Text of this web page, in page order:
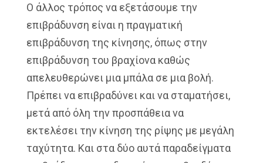
Ο άλλος τρόπος να εξετάσουμε την
επιβράδυνση είναι η πραγματική
επιβράδυνση της κίνησης, όπως στην
επιβράδυνση του βραχίονα καθώς
απελευθερώνει μια μπάλα σε μια βολή.
Πρέπει να επιβραδύνει και να σταματήσει,
μετά από όλη την προσπάθεια να
εκτελέσει την κίνηση της ρίψης με μεγάλη
ταχύτητα. Και στα δύο αυτά παραδείγματα